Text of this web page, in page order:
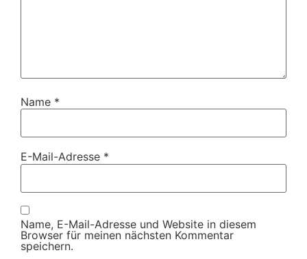
Name *
E-Mail-Adresse *
Name, E-Mail-Adresse und Website in diesem
Browser für meinen nächsten Kommentar
speichern.